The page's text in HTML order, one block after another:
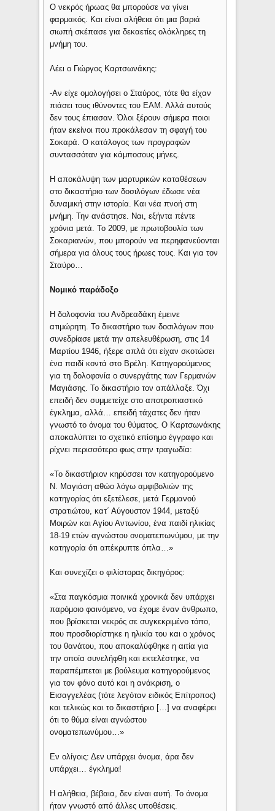
Ο νεκρός ήρωας θα μπορούσε να γίνει
φαρμακός. Και είναι αλήθεια ότι μια βαριά
σιωπή σκέπασε για δεκαετίες ολόκληρες τη
μνήμη του.
Λέει ο Γιώργος Καρτσωνάκης:
-Αν είχε ομολογήσει ο Σταύρος, τότε θα είχαν
πιάσει τους ιθύνοντες του ΕΑΜ. Αλλά αυτούς
δεν τους έπιασαν. Όλοι ξέρουν σήμερα ποιοι
ήταν εκείνοι που προκάλεσαν τη σφαγή του
Σοκαρά. Ο κατάλογος των προγραφών
συντασσόταν για κάμποσους μήνες.
Η αποκάλυψη των μαρτυρικών καταθέσεων
στο δικαστήριο των δοσιλόγων έδωσε νέα
δυναμική στην ιστορία. Και νέα πνοή στη
μνήμη. Την ανάστησε. Ναι, εξήντα πέντε
χρόνια μετά. Το 2009, με πρωτοβουλία των
Σοκαριανών, που μπορούν να περηφανεύονται
σήμερα για όλους τους ήρωες τους. Και για τον
Σταύρο…
Νομικό παράδοξο
Η δολοφονία του Ανδρεαδάκη έμεινε
ατιμώρητη. Το δικαστήριο των δοσιλόγων που
συνεδρίασε μετά την απελευθέρωση, στις 14
Μαρτίου 1946, ήξερε απλά ότι είχαν σκοτώσει
ένα παιδί κοντά στο Βρέλη. Κατηγορούμενος
για τη δολοφονία ο συνεργάτης των Γερμανών
Μαγιάσης. Το δικαστήριο τον απάλλαξε. Όχι
επειδή δεν συμμετείχε στο αποτροπιαστικό
έγκλημα, αλλά… επειδή τάχατες δεν ήταν
γνωστό το όνομα του θύματος. Ο Καρτσωνάκης
αποκαλύπτει το σχετικό επίσημο έγγραφο και
ρίχνει περισσότερο φως στην τραγωδία:
«Το δικαστήριον κηρύσσει τον κατηγορούμενο
Ν. Μαγιάση αθώο λόγω αμφιβολιών της
κατηγορίας ότι εξετέλεσε, μετά Γερμανού
στρατιώτου, κατ΄ Αύγουστον 1944, μεταξύ
Μοιρών και Αγίου Αντωνίου, ένα παιδί ηλικίας
18-19 ετών αγνώστου ονοματεπωνύμου, με την
κατηγορία ότι απέκρυπτε όπλα…»
Και συνεχίζει ο φιλίστορας δικηγόρος:
«Στα παγκόσμια ποινικά χρονικά δεν υπάρχει
παρόμοιο φαινόμενο, να έχομε έναν άνθρωπο,
που βρίσκεται νεκρός σε συγκεκριμένο τόπο,
που προσδιορίστηκε η ηλικία του και ο χρόνος
του θανάτου, που αποκαλύφθηκε η αιτία για
την οποία συνελήφθη και εκτελέστηκε, να
παραπέμπεται με βούλευμα κατηγορούμενος
για τον φόνο αυτό και η ανάκριση, ο
Εισαγγελέας (τότε λεγόταν ειδικός Επίτροπος)
και τελικώς και το δικαστήριο […] να αναφέρει
ότι το θύμα είναι αγνώστου
ονοματεπωνύμου…»
Εν ολίγοις: Δεν υπάρχει όνομα, άρα δεν
υπάρχει… έγκλημα!
Η αλήθεια, βέβαια, δεν είναι αυτή. Το όνομα
ήταν γνωστό από άλλες υποθέσεις.